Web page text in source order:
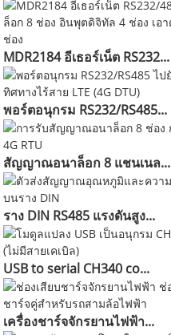
MDR2184 อีเธอร์เน็ต RS232...
พอร์ตอนุกรม RS232/RS485...
สัญญาณอนาล็อก 8 แชนเนล...
ราง DIN RS485 แรงดันสูง...
USB to serial CH340 co...
เครื่องชาร์จจักรยานไฟฟ้า...